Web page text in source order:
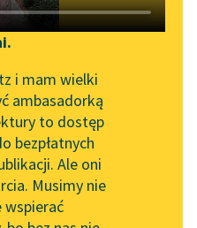
Zgłoś brak utworu
Narzędzia
Mapa Wolnych Lektur
Leśmianator
Przewodnik dla piszących i
czytających
i mam wielki
ambasadorką
to dostęp
bezpłatnych
Ale oni
Musimy nie